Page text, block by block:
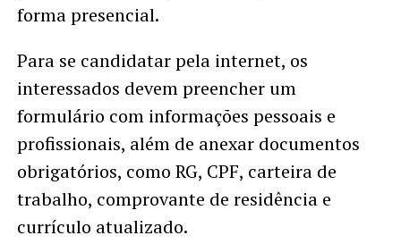
forma presencial.
Para se candidatar pela internet, os
interessados devem preencher um
formulário com informações pessoais e
profissionais, além de anexar documentos
obrigatórios, como RG, CPF, carteira de
trabalho, comprovante de residência e
currículo atualizado.